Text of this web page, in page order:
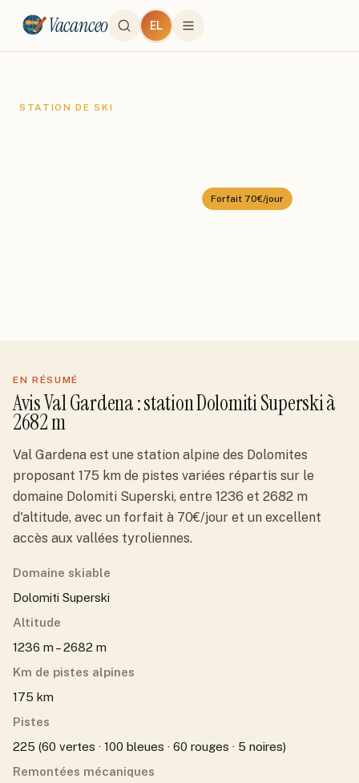
Vacanceo EL
STATION DE SKI
Forfait 70€/jour
EN RÉSUMÉ
AvisVal Gardena: stationDolomiti Superskià
2682 m
Val Gardena est une station alpine des Dolomites
proposant 175 km de pistes variées répartis sur le
domaine Dolomiti Superski, entre 1236 et 2682 m
d'altitude, avec un forfait à 70€/jour et un excellent
accès aux vallées tyroliennes.
Domaine skiable
Dolomiti Superski
Altitude
1236 m – 2682 m
Km de pistes alpines
175 km
Pistes
225 (60 vertes · 100 bleues · 60 rouges · 5 noires)
Remontées mécaniques